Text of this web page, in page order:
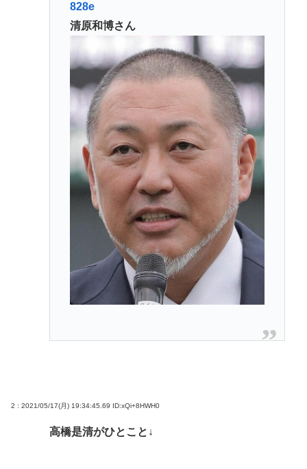
828e
清原和博さん
2 : 2021/05/17(月) 19:34:45.69 ID:xQi+8HWH0
高橋是清がひとこと↓